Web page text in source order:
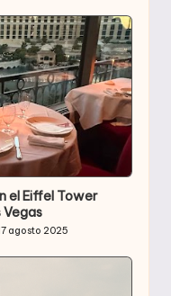
el Eiffel Tower
Vegas
agosto 2025